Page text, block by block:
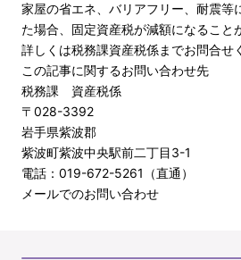
家屋の省エネ、バリアフリー、耐震等
た場合、固定資産税が減額になること
詳しくは税務課資産税係までお問合せ
この記事に関するお問い合わせ先
税務課 資産税係
〒028-3392
岩手県紫波郡
紫波町紫波中央駅前二丁目3-1
電話：019-672-5261（直通）
メールでのお問い合わせ